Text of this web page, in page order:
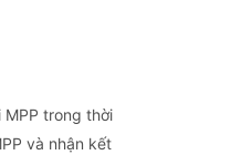
trong thời
và nhận kết